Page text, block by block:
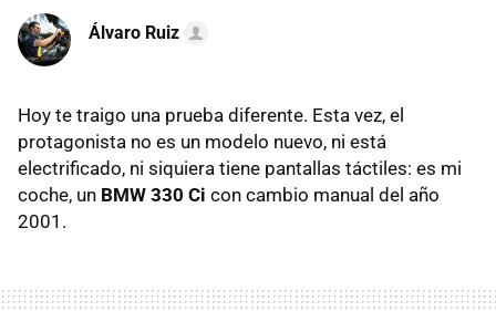
Álvaro Ruiz
Hoy te traigo una prueba diferente. Esta vez, el
protagonista no es un modelo nuevo, ni está
electrificado, ni siquiera tiene pantallas táctiles: es mi
coche, un BMW 330 Ci con cambio manual del año
2001.